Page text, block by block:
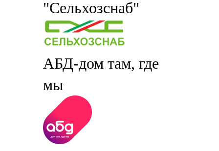
"Сельхозснаб"
АБД-дом там, где
мы